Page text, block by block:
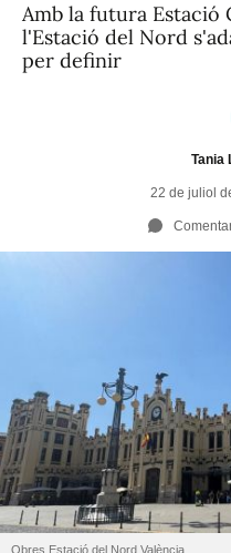
Amb la futura Estació
l'Estació del Nord
per definir
Tania
22 de juliol
Obres Estació del Nord València